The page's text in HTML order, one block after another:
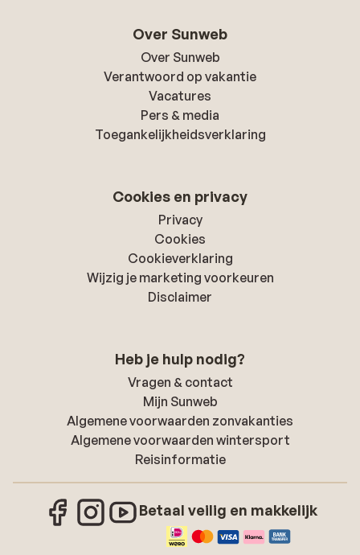
Over Sunweb
Over Sunweb
Verantwoord op vakantie
Vacatures
Pers & media
Toegankelijkheidsverklaring
Cookies en privacy
Privacy
Cookies
Cookieverklaring
Wijzig je marketing voorkeuren
Disclaimer
Heb je hulp nodig?
Vragen & contact
Mijn Sunweb
Algemene voorwaarden zonvakanties
Algemene voorwaarden wintersport
Reisinformatie
Betaal veilig en makkelijk